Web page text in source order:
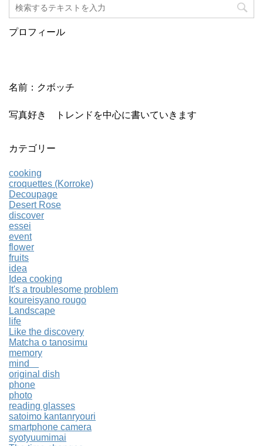
プロフィール
名前：クボッチ
写真好き トレンドを中心に書いていきます
カテゴリー
cooking
croquettes (Korroke)
Decoupage
Desert Rose
discover
essei
event
flower
fruits
idea
Idea cooking
It's a troublesome problem
koureisyano rougo
Landscape
life
Like the discovery
Matcha o tanosimu
memory
mind
original dish
phone
photo
reading glasses
satoimo kantanryouri
smartphone camera
syotyuumimai